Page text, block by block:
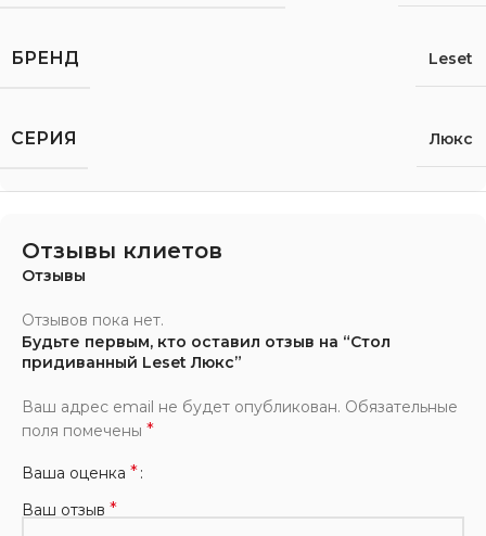
БРЕНД Leset
СЕРИЯ Люкс
Отзывы клиетов
Отзывы
Отзывов пока нет.
Будьте первым, кто оставил отзыв на “Стол
придиванный Leset Люкс”
Ваш адрес email не будет опубликован. Обязательные
поля помечены *
Ваша оценка *
Ваш отзыв *